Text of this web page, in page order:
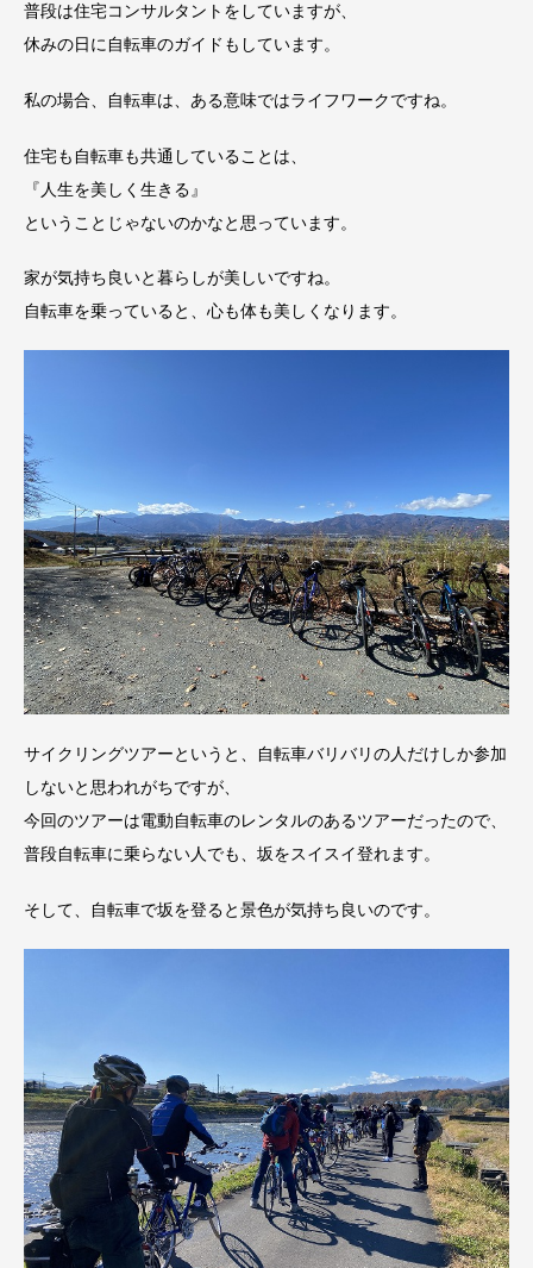
普段は住宅コンサルタントをしていますが、
休みの日に自転車のガイドもしています。
私の場合、自転車は、ある意味ではライフワークですね。
住宅も自転車も共通していることは、
『人生を美しく生きる』
ということじゃないのかなと思っています。
家が気持ち良いと暮らしが美しいですね。
自転車を乗っていると、心も体も美しくなります。
サイクリングツアーというと、自転車バリバリの人だけしか参加
しないと思われがちですが、
今回のツアーは電動自転車のレンタルのあるツアーだったので、
普段自転車に乗らない人でも、坂をスイスイ登れます。
そして、自転車で坂を登ると景色が気持ち良いのです。